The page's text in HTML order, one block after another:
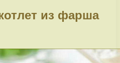
из фарша